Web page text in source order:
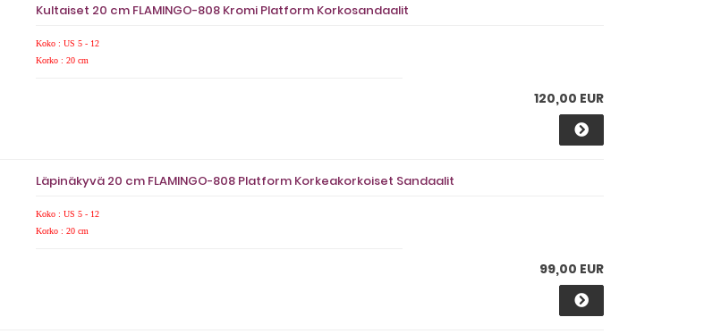
Kultaiset 20 cm FLAMINGO-808 Kromi Platform Korkosandaalit
Koko : US 5 - 12
Korko : 20 cm
120,00 EUR
Läpinäkyvä 20 cm FLAMINGO-808 Platform Korkeakorkoiset Sandaalit
Koko : US 5 - 12
Korko : 20 cm
99,00 EUR